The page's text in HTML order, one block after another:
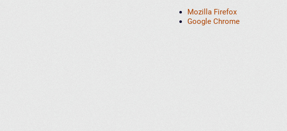
Mozilla Firefox
Google Chrome